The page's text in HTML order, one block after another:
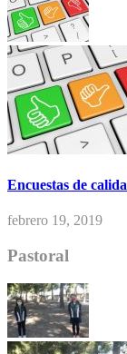
Encuestas de
febrero 19, 2019
Pastoral